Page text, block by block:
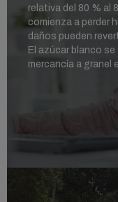
relativa del 80 % al
comienza a perder
daños pueden
El azúcar blanco
mercancía a granel
plástico